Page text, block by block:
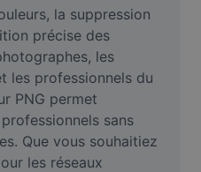
de vidéos
la suppression
précise des
les
les professionnels du
PNG permet
sans
Que vous souhaitiez
les réseaux